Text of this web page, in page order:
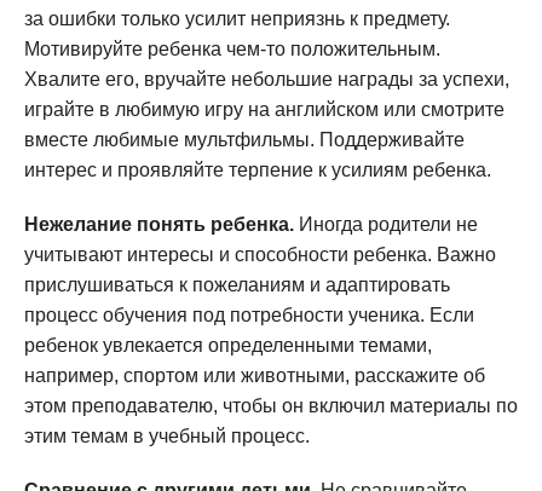
за ошибки только усилит неприязнь к предмету.
Мотивируйте ребенка чем-то положительным.
Хвалите его, вручайте небольшие награды за успехи,
играйте в любимую игру на английском или смотрите
вместе любимые мультфильмы. Поддерживайте
интерес и проявляйте терпение к усилиям ребенка.
Нежелание понять ребенка. Иногда родители не
учитывают интересы и способности ребенка. Важно
прислушиваться к пожеланиям и адаптировать
процесс обучения под потребности ученика. Если
ребенок увлекается определенными темами,
например, спортом или животными, расскажите об
этом преподавателю, чтобы он включил материалы по
этим темам в учебный процесс.